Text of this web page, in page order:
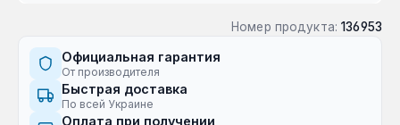
Номер продукта: 136953
Официальная гарантия
От производителя
Быстрая доставка
По всей Украине
Оплата при получении